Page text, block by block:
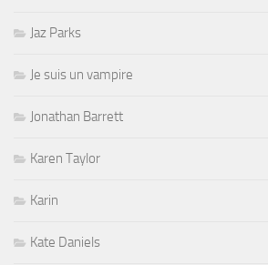
Jaz Parks
Je suis un vampire
Jonathan Barrett
Karen Taylor
Karin
Kate Daniels